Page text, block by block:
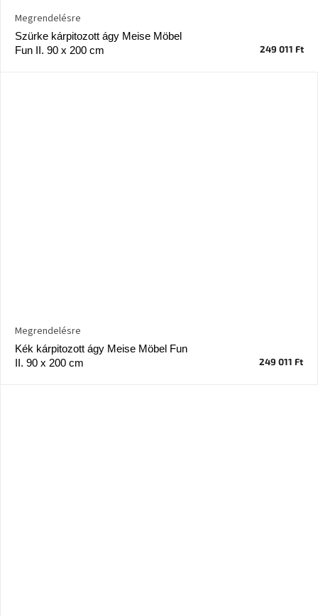
Szürke kárpitozott ágy Meise Möbel
Fun II. 90 x 200 cm
Megrendelésre
249 011 Ft
Kék kárpitozott ágy Meise Möbel Fun
II. 90 x 200 cm
Megrendelésre
249 011 Ft